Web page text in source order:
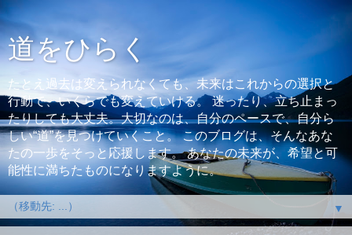
道をひらく
たとえ過去は変えられなくても、未来はこれからの選択と
行動で、いくらでも変えていける。 迷ったり、立ち止まっ
たりしても大丈夫。大切なのは、自分のペースで、自分ら
しい“道”を見つけていくこと。 このブログは、そんなあな
たの一歩をそっと応援します。 あなたの未来が、希望と可
能性に満ちたものになりますように。
▼